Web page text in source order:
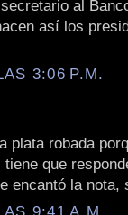
al
así los
3:06 P.M.
plata robada
que
encantó la nota,
9:41 A.M.